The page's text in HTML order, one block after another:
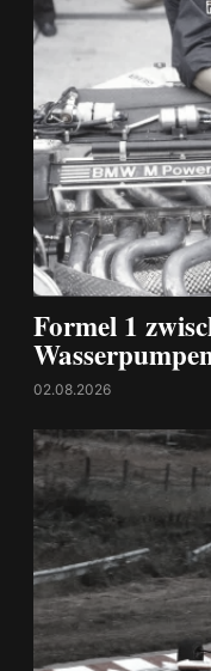
Formel 1
02.08.2026